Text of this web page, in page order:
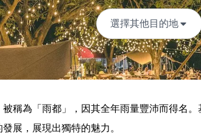
選擇其他目的地
稱為「雨都」，因其全年雨量豐沛而得名
展，展現出獨特的魅力。